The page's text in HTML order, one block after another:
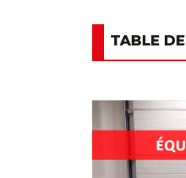
TABLE